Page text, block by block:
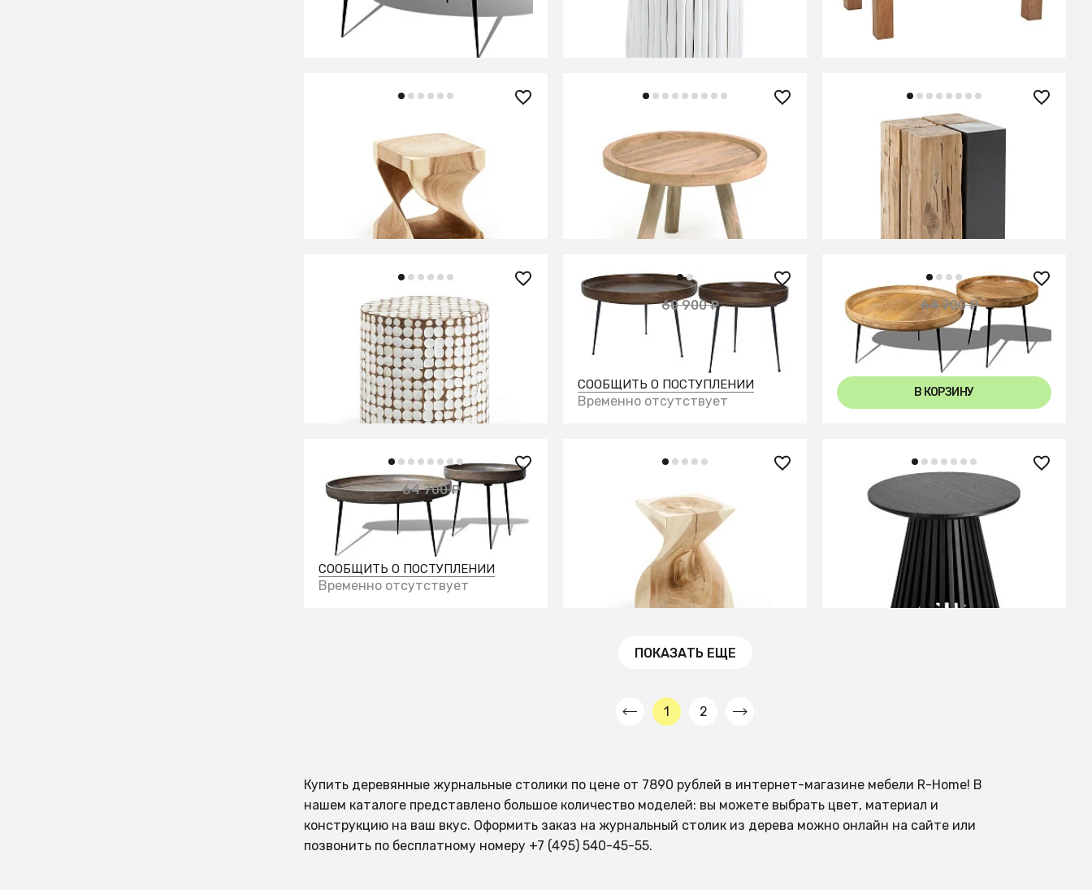
В КОРЗИНУ
СООБЩИТЬ О ПОСТУПЛЕНИИ
Временно отсутствует
Приставной столик Hakon
СООБЩИТЬ О ПОСТУПЛЕНИИ
Временно отсутствует
Кофейный столик Glenda из
массива тика Ø 55 см
В КОРЗИНУ
44 990 ₽
Столик Ognak
В КОРЗИНУ
44 990 ₽
Столик приставной Coconut
В КОРЗИНУ
47 900 ₽ 60 900 ₽ — 21%
Набор столиков Манго Шоколад
СООБЩИТЬ О ПОСТУПЛЕНИИ
Временно отсутствует
50 900 ₽ 64 700 ₽ — 21%
Набор столиков из массива
В КОРЗИНУ
50 900 ₽ 64 700 ₽ — 21%
Набор столиков из массива,
платина
СООБЩИТЬ О ПОСТУПЛЕНИИ
Временно отсутствует
Приставной столик Hakon из
массива альбиции
СООБЩИТЬ О ПОСТУПЛЕНИИ
Временно отсутствует
54 990 ₽
Журнальный столик Irune Ø50
СООБЩИТЬ О ПОСТУПЛЕНИИ
Временно отсутствует
ПОКАЗАТЬ ЕЩЕ
1 2
Купить деревянные журнальные столики по цене от 7890 рублей в интернет-магазине мебели R-Home! В
нашем каталоге представлено большое количество моделей: вы можете выбрать цвет, материал и
конструкцию на ваш вкус. Оформить заказ на журнальный столик из дерева можно онлайн на сайте или
позвонить по бесплатному номеру +7 (495) 540-45-55.